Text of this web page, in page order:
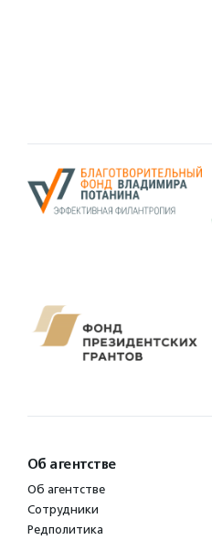
Об агентстве
Об агентстве
Сотрудники
Редполитика